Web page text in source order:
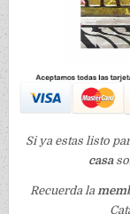
Si ya estas listo
casa
Recuerda la